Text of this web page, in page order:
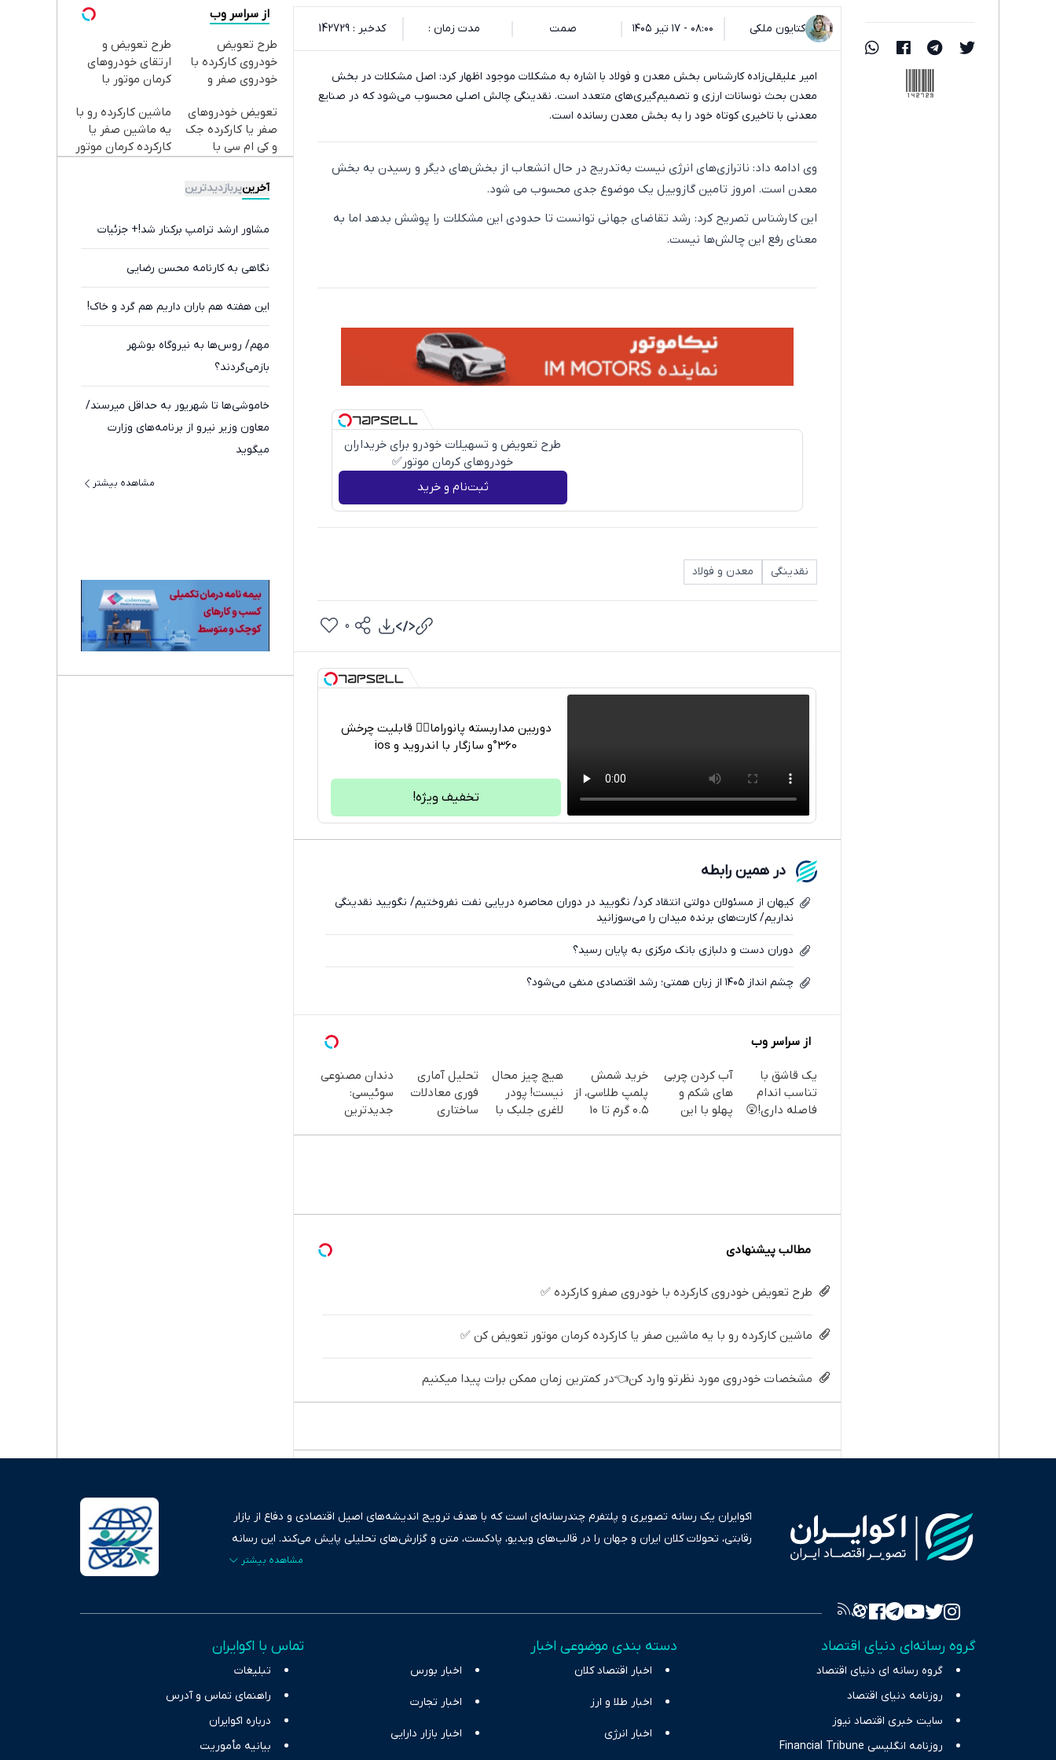
seconds
secondsVolume
90%
142729
کتایون ملکی ۰۸:۰۰ - ۱۷ تیر ۱۴۰۵ صمت مدت زمان : کدخبر : 142729
امیر علیقلی‌زاده کارشناس بخش معدن و فولاد با اشاره به مشکلات موجود اظهار کرد: اصل مشکلات در بخش
معدن بحث نوسانات ارزی و تصمیم‌گیری‌های متعدد است. نقدینگی چالش اصلی محسوب می‌شود که در صنایع
معدنی با تاخیری کوتاه خود را به بخش معدن رسانده است.
وی ادامه داد: ناترازی‌های انرژی نیست به‌تدریج در حال انشعاب از بخش‌های دیگر و رسیدن به بخش
معدن است. امروز تامین گازوییل یک موضوع جدی محسوب می شود.
این کارشناس تصریح کرد: رشد تقاضای جهانی توانست تا حدودی این مشکلات را پوشش بدهد اما به
معنای رفع این چالش‌ها نیست.
طرح تعویض و تسهیلات خودرو برای خریداران
خودروهای کرمان موتور✅
ثبت‌نام و خرید
نقدینگی معدن و فولاد
تلگرام
فیسبوک
0
دوربین مداربسته پانوراما👈🏻 قابلیت چرخش
360°و سازگار با اندروید و ios
تخفیف ویژه!
در همین رابطه
کیهان از مسئولان دولتی انتقاد کرد/ نگویید در دوران محاصره دریایی نفت نفروختیم/ نگویید نقدینگی
نداریم/ کارت‌های برنده میدان را می‌سوزانید
دوران دست و دلبازی بانک مرکزی به پایان رسید؟
چشم انداز ۱۴۰۵ از زبان همتی؛ رشد اقتصادی منفی می‌شود؟
از سراسر وب
یک قاشق با
تناسب اندام
فاصله داری!😲
آب کردن چربی
های شکم و
پهلو با این
خرید شمش
پلمپ طلاسی، از
۰.۵ گرم تا ۱۰
هیچ چیز محال
نیست! پودر
لاغری جلبک با
تحلیل آماری
فوری معادلات
ساختاری
دندان مصنوعی
سوئیسی:
جدیدترین
مطالب پیشنهادی
طرح تعویض خودروی کارکرده با خودروی صفرو کارکرده ✅
ماشین کارکرده رو با یه ماشین صفر یا کارکرده کرمان موتور تعویض کن ✅
مشخصات خودروی مورد نظرتو وارد کن👈در کمترین زمان ممکن برات پیدا میکنیم
از سراسر وب
طرح تعویض
خودروی کارکرده با
خودروی صفر و
طرح تعویض و
ارتقای خودروهای
کرمان موتور با
کنید
تعویض خودروهای
صفر یا کارکرده جک
و کی ام سی با
کارکرده
ماشین کارکرده رو با
یه ماشین صفر یا
کارکرده کرمان موتور
آخرینپربازدیدترین
مشاور ارشد ترامپ برکنار شد!+ جزئیات
نگاهی به کارنامه محسن رضایی
این هفته هم باران داریم هم گرد و خاک!
مهم/ روس‌ها به نیروگاه بوشهر
بازمی‌گردند؟
خاموشی‌ها تا شهریور به حداقل میرسند/
معاون وزیر نیرو از برنامه‌های وزارت
میگوید
مشاهده بیشتر
اکوایران یک رسانه تصویری و پلتفرم چندرسانه‌ای است که با هدف ترویج اندیشه‌های اصیل اقتصادی و دفاع از بازار
رقابتی، تحولات کلان ایران و جهان را در قالب‌های ویدیو، پادکست، متن و گزارش‌های تحلیلی پایش می‌کند. این رسانه
به عنوان منبعی دقیق و قابل اعتماد، فراتر از اطلاع‌رسانی صرف، به تبیین سیاست‌ها و کارکردهای بازارهای مالی،
چالش‌های فقر و بیکاری را جست‌وجو کرده و در کنار تحلیل آمارها، نیازهای خبری مخاطبان در حوزه‌های اثرگذار بر
اقتصاد را با رویکردی حرفه‌ای و روزآمد پوشش می‌دهیم.
گروه رسانه‌ای دنیای اقتصاد
گروه رسانه ای دنیای اقتصاد
روزنامه دنیای اقتصاد
سایت خبری اقتصاد نیوز
روزنامه انگلیسی Financial Tribune
دسته بندی موضوعی اخبار
اخبار اقتصاد کلان اخبار بورس
اخبار طلا و ارز اخبار تجارت
اخبار انرژی اخبار بازار دارایی
تماس با اکوایران
تبلیغات
راهنمای تماس و آدرس
درباره اکوایران
بیانیه مأموریت